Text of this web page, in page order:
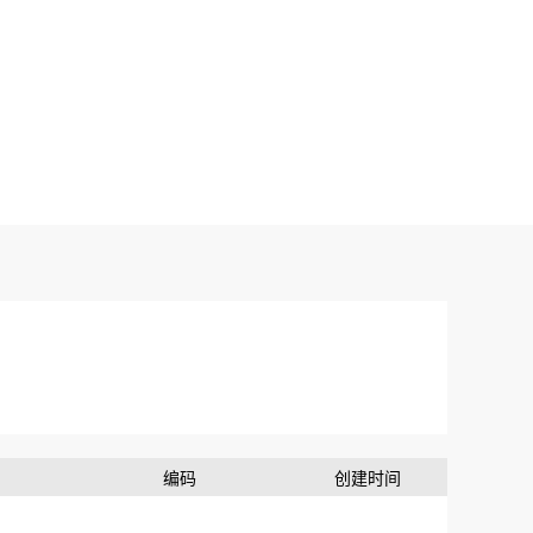
编码 创建时间